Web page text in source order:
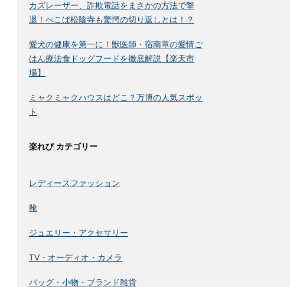
カズレーザー、詐欺電話をまさかの方法で撃
退！ぺこぱ松陰寺も驚愕の切り返しとは！？
愛犬の健康を第一に！獣医師・宿南章の愛情ご
はん療法食ドッグフードを徹底解説【楽天市
場】
ミャクミャクハウスはどこ？万博の人気スポッ
ト
楽れび カテゴリー
レディースファッション
靴
ジュエリー・アクセサリー
TV・オーディオ・カメラ
バッグ・小物・ブランド雑貨